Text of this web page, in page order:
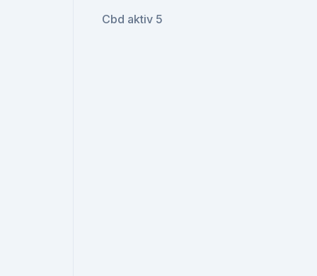
Cbd aktiv 5